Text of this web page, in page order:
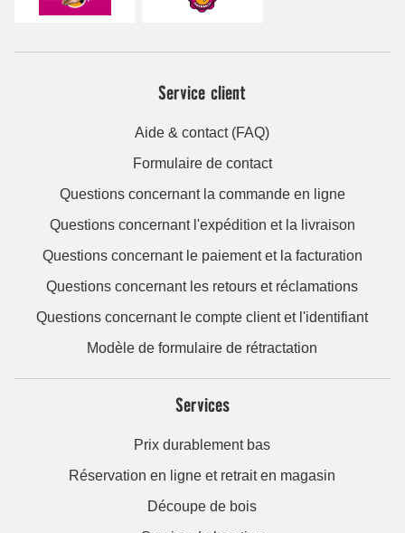
Service client
Aide & contact (FAQ)
Formulaire de contact
Questions concernant la commande en ligne
Questions concernant l'expédition et la livraison
Questions concernant le paiement et la facturation
Questions concernant les retours et réclamations
Questions concernant le compte client et l'identifiant
Modèle de formulaire de rétractation
Services
Prix durablement bas
Réservation en ligne et retrait en magasin
Découpe de bois